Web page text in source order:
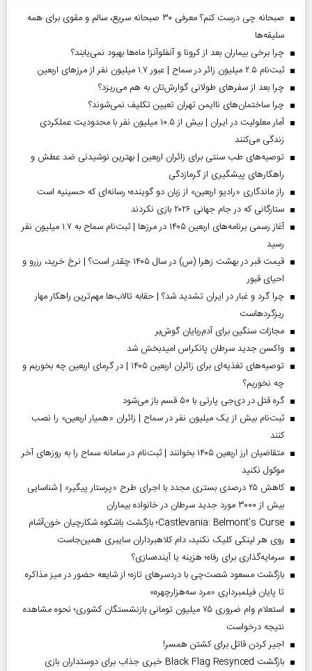
صبحانه چی درست کنم؟ معرفی ۳۰ صبحانه سریع، سالم و مقوی برای همه
سلیقه‌ها
چرا برخی بیماران بعد از کرونا و آنفلوآنزا ماه‌ها بهبود نمی‌یابند؟
ثبت‌نام ۲.۵ میلیون زائر در سماح | عبور ۱.۷ میلیون نفر از مرز‌های اربعین
چرا بعد از سفرهای طولانی گوارش‌تان به هم می‌ریزد؟
چرا ساختمان‌های ناایمن تهران تعیین تکلیف نمی‌شوند؟
آمار معلولیت در ایران | بیش از ۱۰.۵ میلیون نفر با محدودیت عملکردی
زندگی می‌کنند
توصیه‌های طب سنتی برای زائران اربعین | بهترین نوشیدنی ضد عطش و
راهکارهای پیشگیری از گرمازدگی
راز ماندگاری «رادیو اربعین» از زبان دو گوینده؛ رسانه‌ای که حسینیه است
ستارگانی که در جام جهانی ۲۰۲۶ بازی نکردند
آغاز رسمی برنامه‌های اربعین ۱۴۰۵ در مرز‌ها | ثبت‌نام سماح به ۱.۷ میلیون نفر
رسید
قیمت قبر در بهشت زهرا (س) در سال ۱۴۰۵ چقدر است؟ | نرخ خرید، رزرو و
احیای قبور
چرا گرد و غبار در ایران تشدید شد؟ | حقابه تالاب‌ها مهم‌ترین راهکار مهار
ریزگردهاست
مجازات سنگین برای آدم‌ربایان گوش‌بر
واکسن جدید سرطان پانکراس امیدبخش شد
توصیه‌های تغذیه‌ای برای زائران اربعین ۱۴۰۵ | در گرمای اربعین چه بخوریم و
چه نخوریم؟
گره قتل در دی‌جی پارتی با ۵۰ قسم باز می‌شود
ثبت‌نام بیش از یک میلیون نفر در سماح | زائران «همیار اربعین» را نصب
کنند
متقاضیان ارز اربعین ۱۴۰۵ بخوانند | ثبت‌نام در سامانه سماح را به روز‌های آخر
موکول نکنید
کاهش ۲۵ درصدی بستری مجدد با اجرای طرح «پرستار پیگیر» | شناسایی
بیش از ۳۰۰۰ مورد جدید سرطان در خانواده بیماران
Castlevania: Belmont’s Curse؛ بازگشت باشکوه شکارچیان خون‌آشام
روی هر لینکی کلیک نکنید، دام کلاهبرداران سایبری همین‌جاست
سرمایه‌گذاری برای رفاه؛ هزینه یا آینده‌سازی؟
بازگشت مسعود شصت‌چی با دردسر‌های تازه؛ از شایعه حضور در میز مذاکره
تا پایان فیلمبرداری «مرد سه‌هزارچهره»
استعلام وام ضروری ۷۵ میلیون تومانی بازنشستگان کشوری؛ نحوه مشاهده
نتیجه درخواست
اجیر کردن قاتل برای کشتن همسر!
بازگشت Black Flag Resynced خبری جذاب برای دوستداران بازی